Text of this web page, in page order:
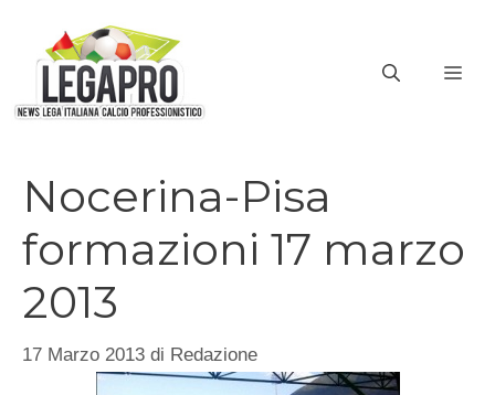
contenuto
Nocerina-Pisa
formazioni 17 marzo
2013
17 Marzo 2013 di Redazione